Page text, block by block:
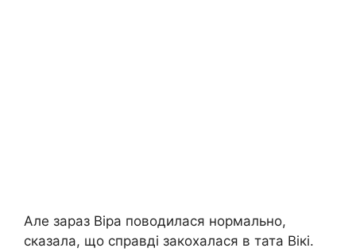
Але зараз Віра поводилася нормально,
сказала, що справді закохалася в тата Вікі.